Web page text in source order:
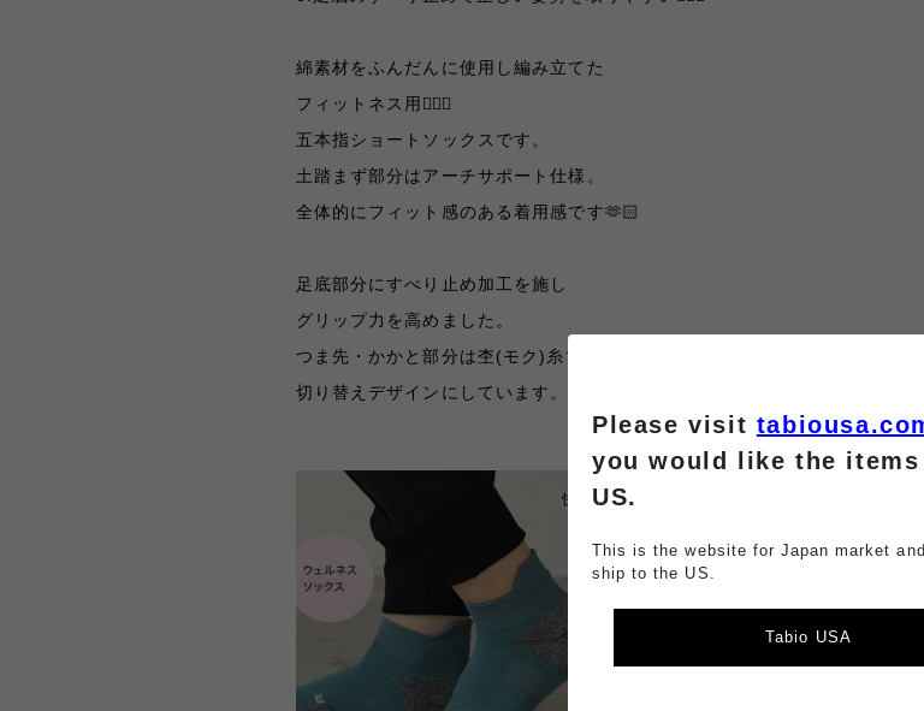
綿素材をふんだんに使用し編み立てた
フィットネス用💁🏻‍♀️
五本指ショートソックスです。
土踏まず部分はアーチサポート仕様。
全体的にフィット感のある着用感です🫶🏻
足底部分にすべり止め加工を施し
グリップ力を高めました。
つま先・かかと部分は杢(モク)糸で
切り替えデザインにしています。
Please visit
you would like the
US.
This is the website for Japan market
ship to the US.
Tabio USA